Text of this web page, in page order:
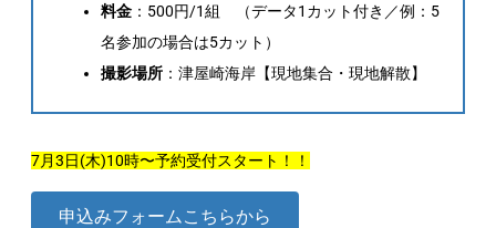
料金 ：500円/1組 （データ1カット付き／例：5
名参加の場合は5カット）
撮影場所 ：津屋崎海岸【現地集合・現地解散】
7月3日(木)10時〜予約受付スタート！！
申込みフォームこちらから